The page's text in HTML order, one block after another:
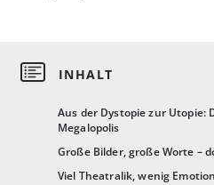
Aus der Dystopie zur Utopie:
Megalopolis
Große Bilder, große Worte –
Viel Theatralik, wenig